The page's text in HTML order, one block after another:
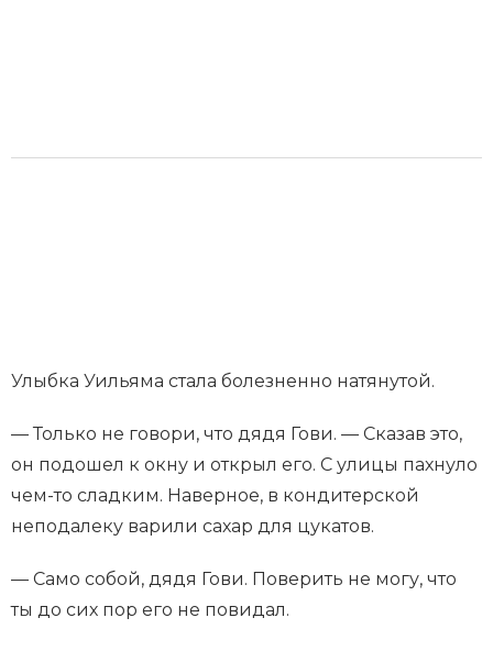
Улыбка Уильяма стала болезненно натянутой.
— Только не говори, что дядя Гови. — Сказав это,
он подошел к окну и открыл его. С улицы пахнуло
чем-то сладким. Наверное, в кондитерской
неподалеку варили сахар для цукатов.
— Само собой, дядя Гови. Поверить не могу, что
ты до сих пор его не повидал.